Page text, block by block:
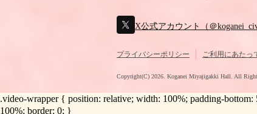
X公式アカウント（＠
プライバシーポリシー ご利用にあたっ
Copyright(C) 2026. Koganei Miyajigakki Hall. All
.video-wrapper { position: relative; width: 100%; padding-
100%; border: 0; }